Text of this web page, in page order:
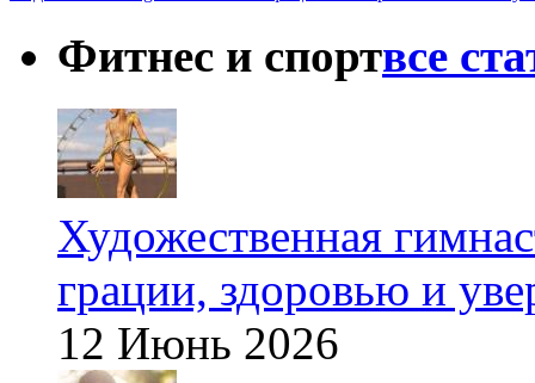
Фитнес и спортвсе
Художественная
грации, здоровью и
12 Июнь 2026